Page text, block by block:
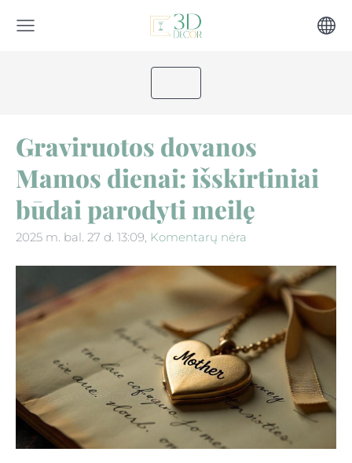
Graviruotos dovanos
Mamos dienai: išskirtiniai
būdai parodyti meilę
2025 m. bal. 27 d. 13:09, Komentarų nėra